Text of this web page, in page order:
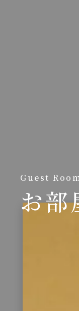
Guest
お部